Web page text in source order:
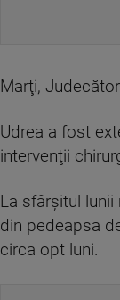
Marţi,
Udrea a fost
intervenţii
La sfârşitul
din pedeapsa
circa opt luni.